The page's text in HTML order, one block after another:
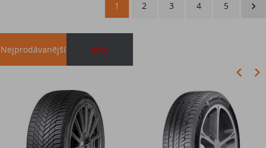
1 2 3 4 5
Nejprodávanější akce